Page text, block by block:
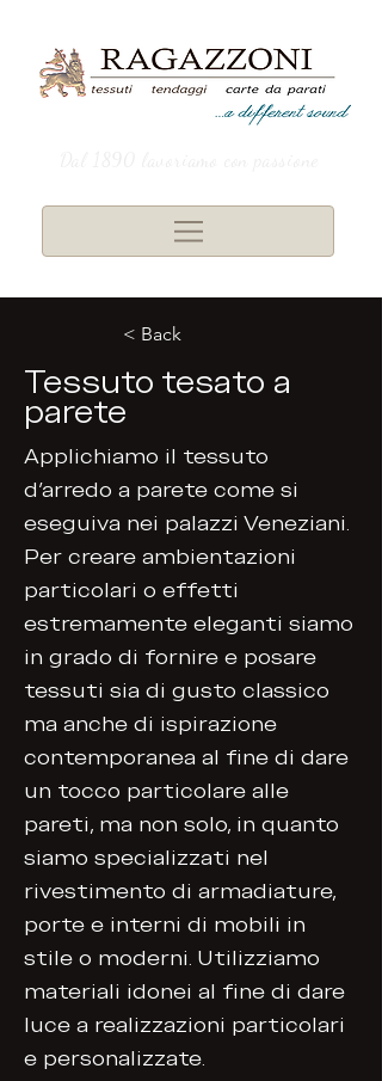
< Back
Tessuto tesato a
parete
Applichiamo il tessuto
d'arredo a parete come si
eseguiva nei palazzi Veneziani.
Per creare ambientazioni
particolari o effetti
estremamente eleganti siamo
in grado di fornire e posare
tessuti sia di gusto classico
ma anche di ispirazione
contemporanea al fine di dare
un tocco particolare alle
pareti, ma non solo, in quanto
siamo specializzati nel
rivestimento di armadiature,
porte e interni di mobili in
stile o moderni. Utilizziamo
materiali idonei al fine di dare
luce a realizzazioni particolari
e personalizzate.